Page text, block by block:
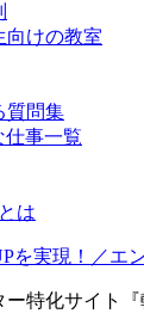
向けの教室
質問集
仕事一覧
は
を実現！／
特化サイト